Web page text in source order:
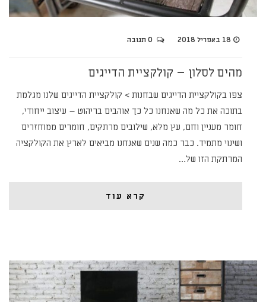
18 באפריל 2018
מהים לסלון – קולקציית הדייגים
צפו בקולקציית הדייגים שבחנות > קולקציית הדייגים שלנו מגלמת
בתוכה את כל מה שאנחנו כל כך אוהבים בריהוט – עיצוב ייחודי,
חומר מעניין וחם, עץ מלא, שילובים מרתקים, חומרים ממוחזרים
ושינוי מתמיד. כבר כמה שנים שאנחנו מביאים לארץ את הקולקציה
המרתקת הזו של…
קרא עוד